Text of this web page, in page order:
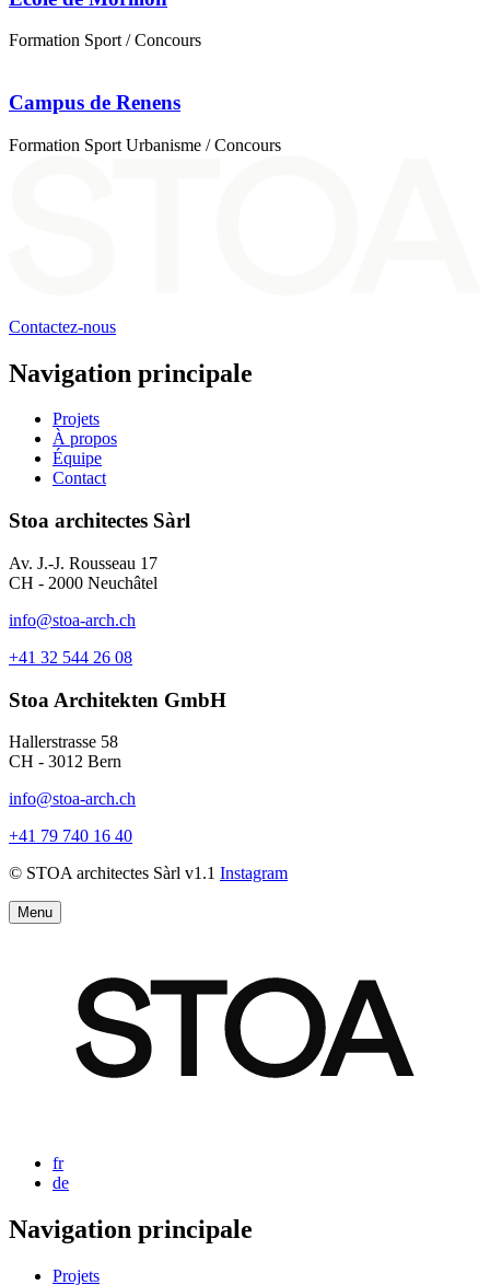
Formation Sport / Concours
Campus de Renens
Formation Sport Urbanisme / Concours
Contactez-nous
Navigation principale
Projets
À propos
Équipe
Contact
Stoa architectes Sàrl
Av. J.-J. Rousseau 17
CH - 2000 Neuchâtel
info@stoa-arch.ch
+41 32 544 26 08
Stoa Architekten GmbH
Hallerstrasse 58
CH - 3012 Bern
info@stoa-arch.ch
+41 79 740 16 40
© STOA architectes Sàrl v1.1 Instagram
Menu
fr
de
Navigation principale
Projets